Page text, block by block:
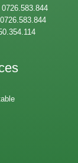
0726.583.844